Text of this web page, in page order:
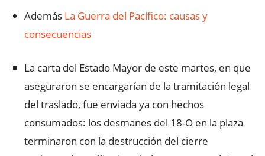
Además La Guerra del Pacífico: causas y
consecuencias
La carta del Estado Mayor de este martes, en que
aseguraron se encargarían de la tramitación legal
del traslado, fue enviada ya con hechos
consumados: los desmanes del 18-O en la plaza
terminaron con la destrucción del cierre